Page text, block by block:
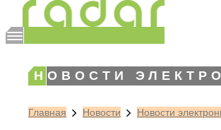
НОВОСТИ
Главная Новости Новости